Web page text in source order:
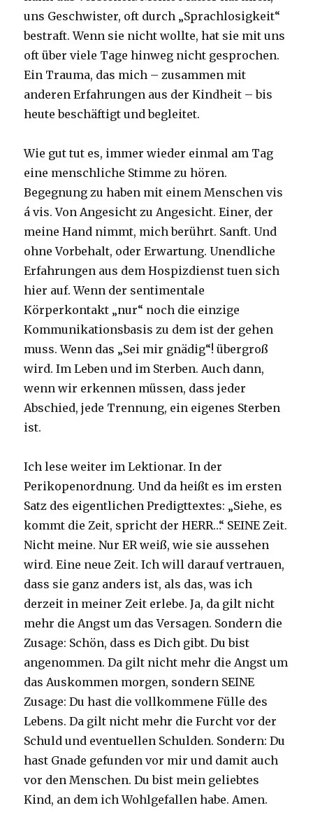
uns Geschwister, oft durch „Sprachlosigkeit“
bestraft. Wenn sie nicht wollte, hat sie mit uns
oft über viele Tage hinweg nicht gesprochen.
Ein Trauma, das mich – zusammen mit
anderen Erfahrungen aus der Kindheit – bis
heute beschäftigt und begleitet.
Wie gut tut es, immer wieder einmal am Tag
eine menschliche Stimme zu hören.
Begegnung zu haben mit einem Menschen vis
á vis. Von Angesicht zu Angesicht. Einer, der
meine Hand nimmt, mich berührt. Sanft. Und
ohne Vorbehalt, oder Erwartung. Unendliche
Erfahrungen aus dem Hospizdienst tuen sich
hier auf. Wenn der sentimentale
Körperkontakt „nur“ noch die einzige
Kommunikationsbasis zu dem ist der gehen
muss. Wenn das „Sei mir gnädig“! übergroß
wird. Im Leben und im Sterben. Auch dann,
wenn wir erkennen müssen, dass jeder
Abschied, jede Trennung, ein eigenes Sterben
ist.
Ich lese weiter im Lektionar. In der
Perikopenordnung. Und da heißt es im ersten
Satz des eigentlichen Predigttextes: „Siehe, es
kommt die Zeit, spricht der HERR…“ SEINE Zeit.
Nicht meine. Nur ER weiß, wie sie aussehen
wird. Eine neue Zeit. Ich will darauf vertrauen,
dass sie ganz anders ist, als das, was ich
derzeit in meiner Zeit erlebe. Ja, da gilt nicht
mehr die Angst um das Versagen. Sondern die
Zusage: Schön, dass es Dich gibt. Du bist
angenommen. Da gilt nicht mehr die Angst um
das Auskommen morgen, sondern SEINE
Zusage: Du hast die vollkommene Fülle des
Lebens. Da gilt nicht mehr die Furcht vor der
Schuld und eventuellen Schulden. Sondern: Du
hast Gnade gefunden vor mir und damit auch
vor den Menschen. Du bist mein geliebtes
Kind, an dem ich Wohlgefallen habe. Amen.